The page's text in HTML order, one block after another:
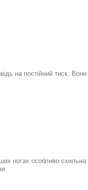
на постійний тиск.
ногах особливо